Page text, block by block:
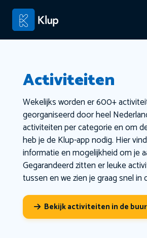
Activiteiten
Wekelijks worden er 600+
georganiseerd door heel
activiteiten per categorie en om
heb je de Klup-app nodig. Hier
informatie en mogelijkheid om je
Gegarandeerd zitten er leuke
tussen en we zien je graag snel in
Bekijk activiteiten in de